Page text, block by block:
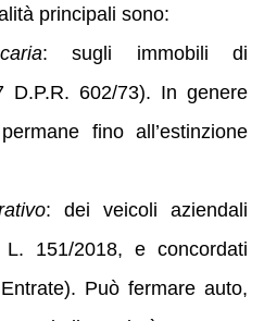
principali sono:
: sugli immobili di
D.P.R. 602/73). In genere
fino all’estinzione
: dei veicoli aziendali
151/2018, e concordati
Può fermare auto,